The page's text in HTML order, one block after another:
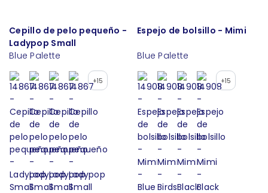
Cepillo de pelo pequeño -
Ladypop Small
Blue Palette
+15
Espejo de bolsillo - Mimi
Blue Palette
+15